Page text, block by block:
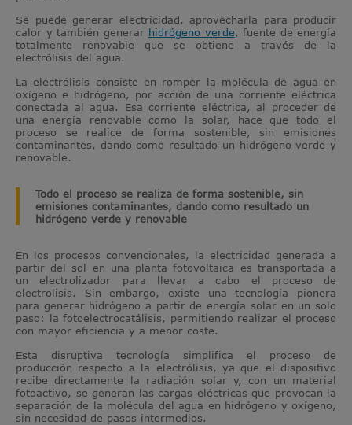
Se puede generar electricidad, aprovecharla para producir
calor y también generar hidrógeno verde, fuente de energía
totalmente renovable que se obtiene a través de la
electrólisis del agua.
La electrólisis consiste en romper la molécula de agua en
oxígeno e hidrógeno, por acción de una corriente eléctrica
conectada al agua. Esa corriente eléctrica, al proceder de
una energía renovable como la solar, hace que todo el
proceso se realice de forma sostenible, sin emisiones
contaminantes, dando como resultado un hidrógeno verde y
renovable.
Todo el proceso se realiza de forma sostenible, sin
emisiones contaminantes, dando como resultado un
hidrógeno verde y renovable
En los procesos convencionales, la electricidad generada a
partir del sol en una planta fotovoltaica es transportada a
un electrolizador para llevar a cabo el proceso de
electrolisis. Sin embargo, existe una tecnología pionera
para generar hidrógeno a partir de energía solar en un solo
paso: la fotoelectrocatálisis, permitiendo realizar el proceso
con mayor eficiencia y a menor coste.
Esta disruptiva tecnología simplifica el proceso de
producción respecto a la electrólisis, ya que el dispositivo
recibe directamente la radiación solar y, con un material
fotoactivo, se generan las cargas eléctricas que provocan la
separación de la molécula del agua en hidrógeno y oxígeno,
sin necesidad de pasos intermedios.